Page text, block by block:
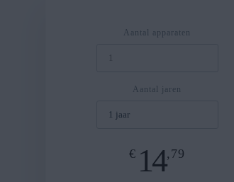
Aantal apparaten
Aantal jaren
€ 14,79